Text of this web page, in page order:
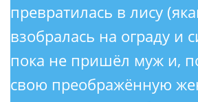
превратилась в лису
взобралась на ограду и
пока не пришёл муж и,
свою преображённую